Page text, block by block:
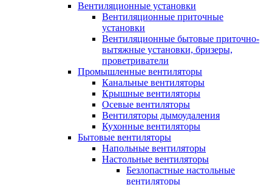
Вентиляционные установки
Вентиляционные приточные
установки
Вентиляционные бытовые приточно-
вытяжные установки, бризеры,
проветриватели
Промышленные вентиляторы
Канальные вентиляторы
Крышные вентиляторы
Осевые вентиляторы
Вентиляторы дымоудаления
Кухонные вентиляторы
Бытовые вентиляторы
Напольные вентиляторы
Настольные вентиляторы
Безлопастные настольные
вентиляторы